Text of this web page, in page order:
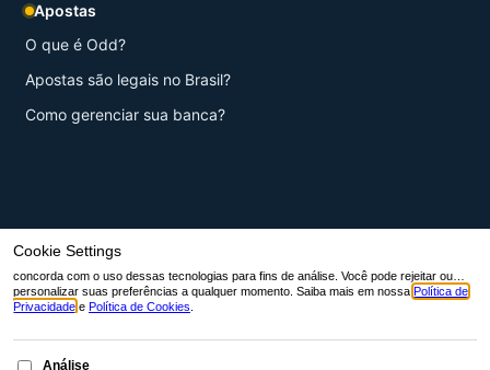
Apostas
O que é Odd?
Apostas são legais no Brasil?
Como gerenciar sua banca?
© 2026 Aqui Esportes.
Início Contato Sobre nós
Termos de Serviço
Políticas de Privacidade